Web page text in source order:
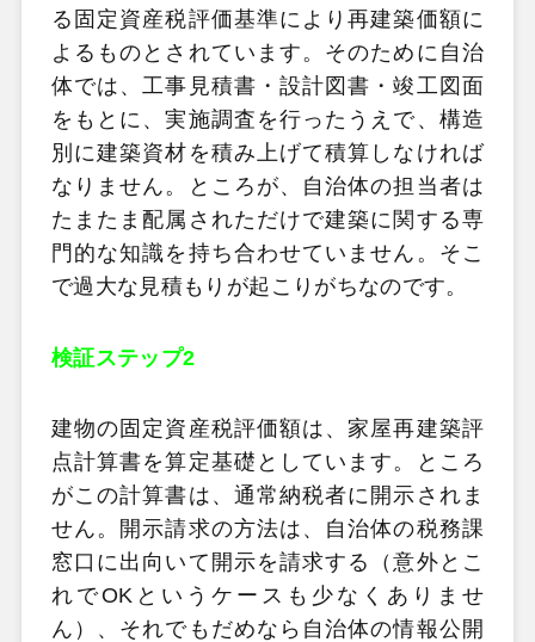
る固定資産税評価基準により再建築価額に
よるものとされています。そのために自治
体では、工事見積書・設計図書・竣工図面
をもとに、実施調査を行ったうえで、構造
別に建築資材を積み上げて積算しなければ
なりません。ところが、自治体の担当者は
たまたま配属されただけで建築に関する専
門的な知識を持ち合わせていません。そこ
で過大な見積もりが起こりがちなのです。
検証ステップ2
建物の固定資産税評価額は、家屋再建築評
点計算書を算定基礎としています。ところ
がこの計算書は、通常納税者に開示されま
せん。開示請求の方法は、自治体の税務課
窓口に出向いて開示を請求する（意外とこ
れでOKというケースも少なくありませ
ん）、それでもだめなら自治体の情報公開